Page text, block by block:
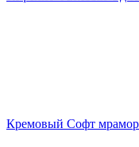
Кремовый Софт